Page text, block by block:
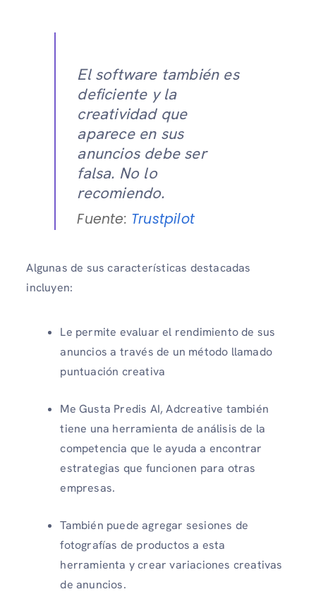
El software también es
deficiente y la
creatividad que
aparece en sus
anuncios debe ser
falsa. No lo
recomiendo.
Fuente: Trustpilot
Algunas de sus características destacadas
incluyen:
Le permite evaluar el rendimiento de sus
anuncios a través de un método llamado
puntuación creativa
Me Gusta Predis AI, Adcreative también
tiene una herramienta de análisis de la
competencia que le ayuda a encontrar
estrategias que funcionen para otras
empresas.
También puede agregar sesiones de
fotografías de productos a esta
herramienta y crear variaciones creativas
de anuncios.